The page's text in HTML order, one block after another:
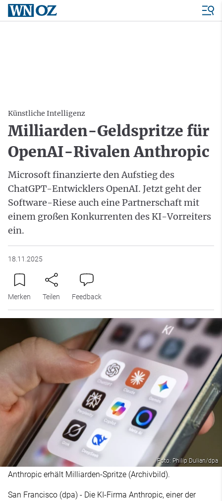
Künstliche Intelligenz
Milliarden-Geldspritze für
OpenAI-Rivalen Anthropic
Microsoft finanzierte den Aufstieg des
ChatGPT-Entwicklers OpenAI. Jetzt geht der
Software-Riese auch eine Partnerschaft mit
einem großen Konkurrenten des KI-Vorreiters
ein.
18.11.2025
Merken Teilen Feedback
Foto: Philip Dulian/dpa
Anthropic erhält Milliarden-Spritze (Archivbild).
San Francisco (dpa) - Die KI-Firma Anthropic, einer der